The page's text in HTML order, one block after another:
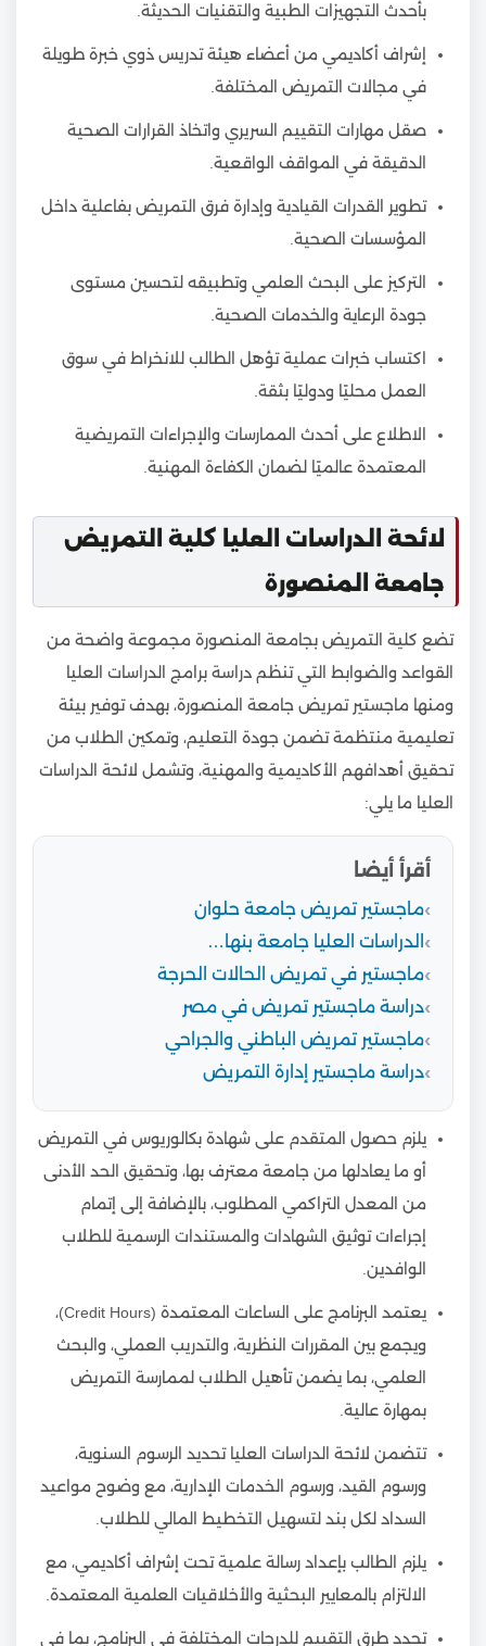
بأحدث التجهيزات الطبية والتقنيات الحديثة.
إشراف أكاديمي من أعضاء هيئة تدريس ذوي خبرة طويلة
في مجالات التمريض المختلفة.
صقل مهارات التقييم السريري واتخاذ القرارات الصحية
الدقيقة في المواقف الواقعية.
تطوير القدرات القيادية وإدارة فرق التمريض بفاعلية داخل
المؤسسات الصحية.
التركيز على البحث العلمي وتطبيقه لتحسين مستوى
جودة الرعاية والخدمات الصحية.
اكتساب خبرات عملية تؤهل الطالب للانخراط في سوق
العمل محليًا ودوليًا بثقة.
الاطلاع على أحدث الممارسات والإجراءات التمريضية
المعتمدة عالميًا لضمان الكفاءة المهنية.
لائحة الدراسات العليا كلية التمريض
جامعة المنصورة
تضع كلية التمريض بجامعة المنصورة مجموعة واضحة من
القواعد والضوابط التي تنظم دراسة برامج الدراسات العليا
ومنها ماجستير تمريض جامعة المنصورة، بهدف توفير بيئة
تعليمية منتظمة تضمن جودة التعليم، وتمكين الطلاب من
تحقيق أهدافهم الأكاديمية والمهنية، وتشمل لائحة الدراسات
العليا ما يلي:
أقرأ أيضا
ماجستير تمريض جامعة حلوان
الدراسات العليا جامعة بنها…
ماجستير في تمريض الحالات الحرجة
دراسة ماجستير تمريض في مصر
ماجستير تمريض الباطني والجراحي
دراسة ماجستير إدارة التمريض
يلزم حصول المتقدم على شهادة بكالوريوس في التمريض
أو ما يعادلها من جامعة معترف بها، وتحقيق الحد الأدنى
من المعدل التراكمي المطلوب، بالإضافة إلى إتمام
إجراءات توثيق الشهادات والمستندات الرسمية للطلاب
الوافدين.
يعتمد البرنامج على الساعات المعتمدة (Credit Hours)،
ويجمع بين المقررات النظرية، والتدريب العملي، والبحث
العلمي، بما يضمن تأهيل الطلاب لممارسة التمريض
بمهارة عالية.
تتضمن لائحة الدراسات العليا تحديد الرسوم السنوية،
ورسوم القيد، ورسوم الخدمات الإدارية، مع وضوح مواعيد
السداد لكل بند لتسهيل التخطيط المالي للطلاب.
يلزم الطالب بإعداد رسالة علمية تحت إشراف أكاديمي، مع
الالتزام بالمعايير البحثية والأخلاقيات العلمية المعتمدة.
تحدد طرق التقييم للدرجات المختلفة في البرنامج، بما في